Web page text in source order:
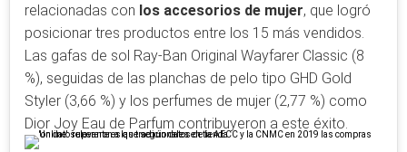
relacionadas con los accesorios de mujer, que logró
posicionar tres productos entre los 15 más vendidos.
Las gafas de sol Ray-Ban Original Wayfarer Classic (8
%), seguidas de las planchas de pelo tipo GHD Gold
Styler (3,66 %) y los perfumes de mujer (2,77 %) como
Dior Joy Eau de Parfum contribuyeron a este éxito.